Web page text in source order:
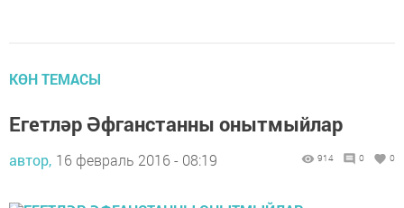
КӨН ТЕМАСЫ
Егетләр Әфганстанны онытмыйлар
автор, 16 февраль 2016 - 08:19 914 0 0